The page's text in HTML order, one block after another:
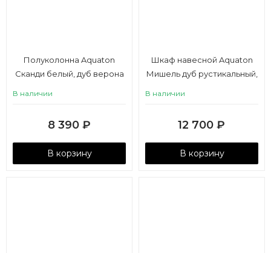
Полуколонна Aquaton
Сканди белый, дуб верона
В наличии
8 390 ₽
В корзину
Шкаф навесной Aquaton
Мишель дуб рустикальный,
В наличии
12 700 ₽
В корзину